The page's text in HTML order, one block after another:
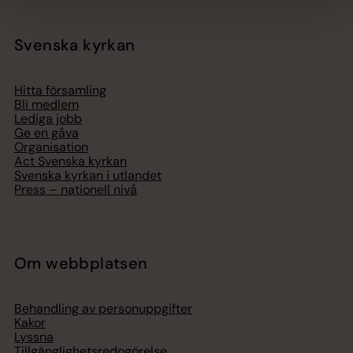
Svenska kyrkan
Hitta församling
Bli medlem
Lediga jobb
Ge en gåva
Organisation
Act Svenska kyrkan
Svenska kyrkan i utlandet
Press – nationell nivå
Om webbplatsen
Behandling av personuppgifter
Kakor
Lyssna